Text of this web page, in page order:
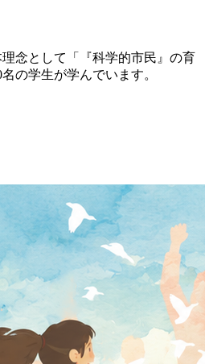
念として「『科学的市民』の育
の学生が学んでいます。